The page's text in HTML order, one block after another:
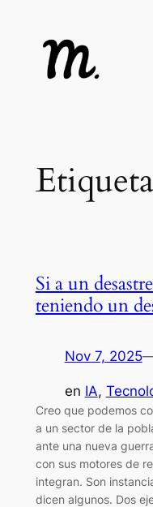
contenido
Si a un
teniendo un
Nov 7, 2025
en IA,
Creo que podemos
a un sector de la
ante una nueva
con sus motores de
integran. Son
dicen algunos. Dos